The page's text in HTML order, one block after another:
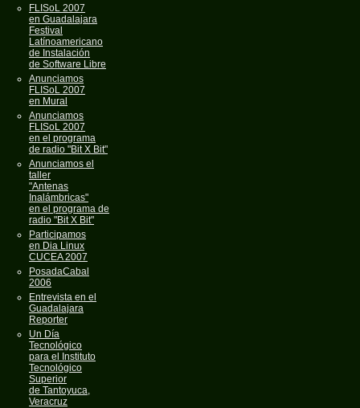
FLISoL 2007
en Guadalajara
Festival
Latínoamericano
de Instalación
de Software Libre
Anunciamos
FLISoL 2007
en Mural
Anunciamos
FLISoL 2007
en el programa
de radio "Bit X Bit"
Anunciamos el
taller
"Antenas
Inalámbricas"
en el programa de
radio "Bit X Bit"
Participamos
en Dia Linux
CUCEA 2007
PosadaCabal
2006
Entrevista en el
Guadalajara
Reporter
Un Día
Tecnológico
para el Instituto
Tecnológico
Superior
de Tantoyuca,
Veracruz